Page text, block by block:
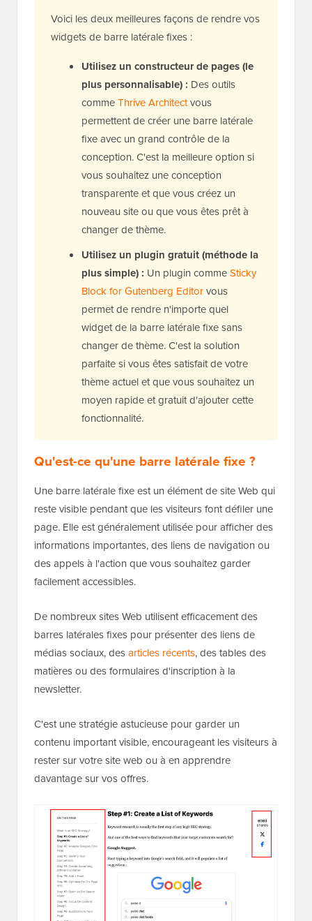
Voici les deux meilleures façons de rendre vos
widgets de barre latérale fixes :
Utilisez un constructeur de pages (le
plus personnalisable) : Des outils
commeThrive Architectvous
permettent de créer une barre latérale
fixe avec un grand contrôle de la
conception. C'est la meilleure option si
vous souhaitez une conception
transparente et que vous créez un
nouveau site ou que vous êtes prêt à
changer de thème.
Utilisez un plugin gratuit (méthode la
plus simple) : Un plugin commeSticky
Block for Gutenberg Editorvous
permet de rendre n'importe quel
widget de la barre latérale fixe sans
changer de thème. C'est la solution
parfaite si vous êtes satisfait de votre
thème actuel et que vous souhaitez un
moyen rapide et gratuit d'ajouter cette
fonctionnalité.
Qu'est-ce qu'une barre latérale fixe ?
Une barre latérale fixe est un élément de site Web qui
reste visible pendant que les visiteurs font défiler une
page. Elle est généralement utilisée pour afficher des
informations importantes, des liens de navigation ou
des appels à l'action que vous souhaitez garder
facilement accessibles.
De nombreux sites Web utilisent efficacement des
barres latérales fixes pour présenter des liens de
médias sociaux, desarticles récents, des tables des
matières ou des formulaires d'inscription à la
newsletter.
C'est une stratégie astucieuse pour garder un
contenu important visible, encourageant les visiteurs à
rester sur votre site web ou à en apprendre
davantage sur vos offres.